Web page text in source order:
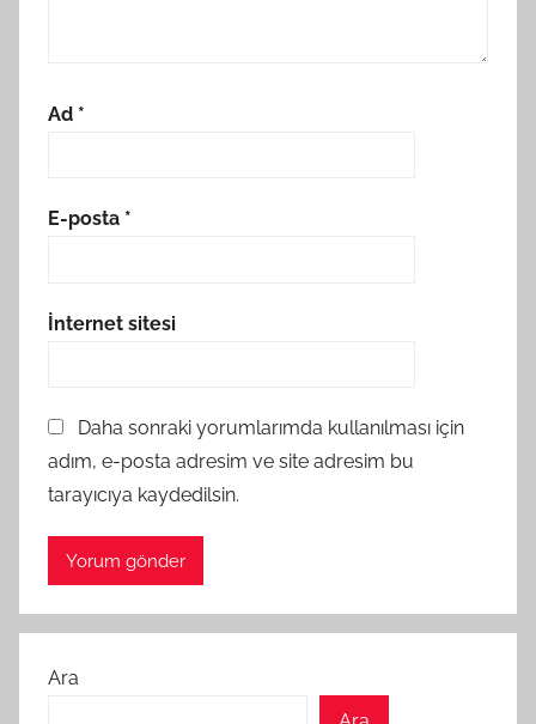
Ad *
E-posta *
İnternet sitesi
Daha sonraki yorumlarımda kullanılması için
adım, e-posta adresim ve site adresim bu
tarayıcıya kaydedilsin.
Ara